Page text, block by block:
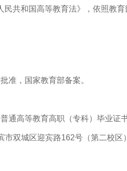
共和国高等教育法》，依照教
准，国家教育部备案。
通高等教育高职（专科）毕业证书
市双城区迎宾路162号（第二校区